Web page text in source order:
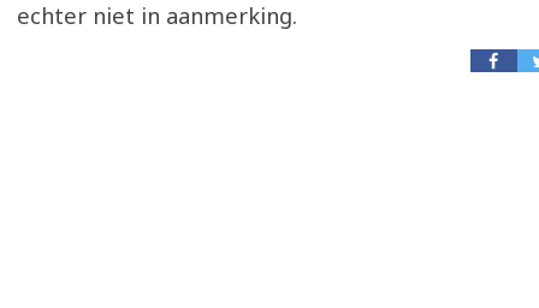
echter niet in aanmerking.